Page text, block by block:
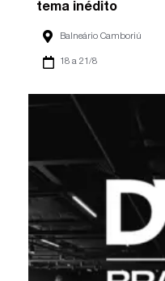
tema inédito
Balneário Camboriú
18 a 21/8